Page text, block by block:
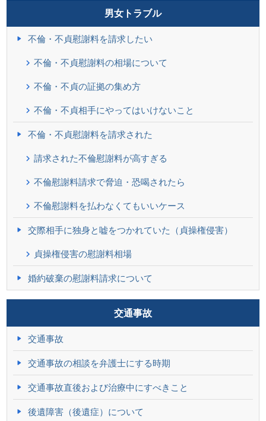
男女トラブル
不倫・不貞慰謝料を請求したい
不倫・不貞慰謝料の相場について
不倫・不貞の証拠の集め方
不倫・不貞相手にやってはいけないこと
不倫・不貞慰謝料を請求された
請求された不倫慰謝料が高すぎる
不倫慰謝料請求で脅迫・恐喝されたら
不倫慰謝料を払わなくてもいいケース
交際相手に独身と嘘をつかれていた（貞操権侵害）
貞操権侵害の慰謝料相場
婚約破棄の慰謝料請求について
交通事故
交通事故
交通事故の相談を弁護士にする時期
交通事故直後および治療中にすべきこと
後遺障害（後遺症）について